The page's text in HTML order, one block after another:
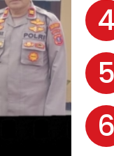
4
5
6